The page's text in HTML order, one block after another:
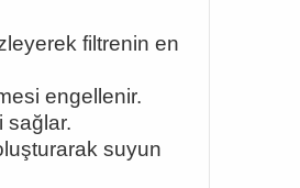
filtrenin en
engellenir.
sağlar.
suyun